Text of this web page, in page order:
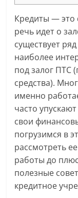
Кредиты — это
речь идет о
существует
наиболее
под залог ПТС
средства).
именно
часто
свои
погрузимся в
рассмотреть
работы до
полезные
кредитное